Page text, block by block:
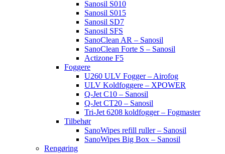
Sanosil S010
Sanosil S015
Sanosil SD7
Sanosil SFS
SanoClean AR – Sanosil
SanoClean Forte S – Sanosil
Actizone F5
Foggere
U260 ULV Fogger – Airofog
ULV Koldfoggere – XPOWER
Q-Jet C10 – Sanosil
Q-Jet CT20 – Sanosil
Tri-Jet 6208 koldfogger – Fogmaster
Tilbehør
SanoWipes refill ruller – Sanosil
SanoWipes Big Box – Sanosil
Rengøring